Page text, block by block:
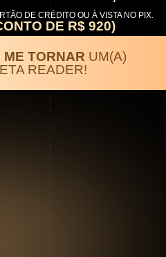
DE CRÉDITO OU À VISTA NO PIX.
DE R$ 920)
ME TORNAR UM(A)
READER!